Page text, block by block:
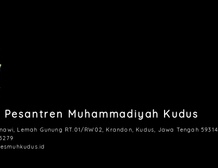
Pesantren Muhammadiyah Kudus
Lemah Gunung RT.01/RW02, Krandon, Kudus, Jawa Tengah 59314